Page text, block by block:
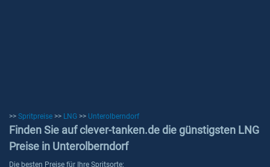
>> Spritpreise >> LNG >> Unterolberndorf
Finden Sie auf clever-tanken.de die günstigsten LNG
Preise in Unterolberndorf
Die besten Preise für Ihre Spritsorte: